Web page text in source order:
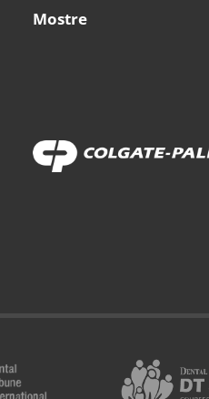
Mostre